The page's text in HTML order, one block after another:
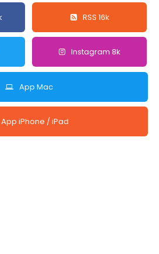
RSS 16k
Instagram 8k
App Mac
App iPhone / iPad